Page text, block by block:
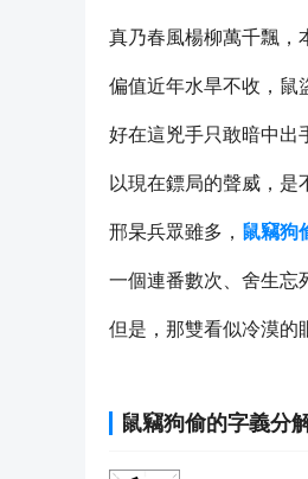
真乃春風楊柳萬千飄，
偏值近年水旱不收，鼠
好在這兇手只敢暗中出
以現在鏢局的聲威，是
邢杲兵眾雖多， 鼠竊狗
一個連番數次、舍生忘
但是，那雙看似冷漠的
鼠竊狗偷的字義分